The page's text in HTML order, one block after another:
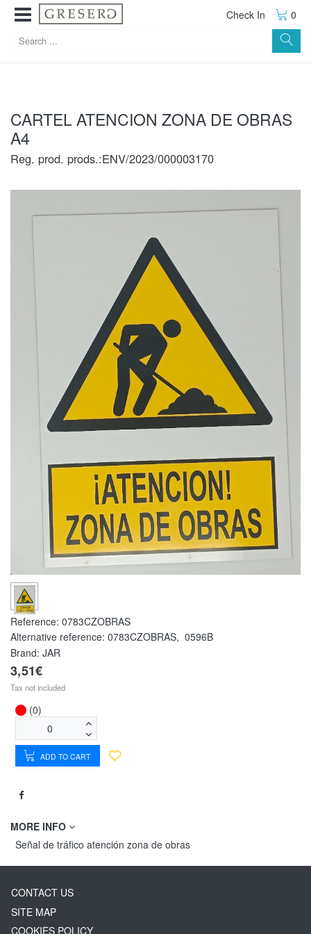
Check In 0
CARTEL ATENCION ZONA DE OBRAS
A4
Reg. prod. prods.:ENV/2023/000003170
Reference: 0783CZOBRAS
Alternative reference: 0783CZOBRAS, 0596B
Brand: JAR
3,51€
Tax not included
(0)
ADD TO CART
MORE INFO
Señal de tráfico atención zona de obras
CONTACT US
SITE MAP
COOKIES POLICY